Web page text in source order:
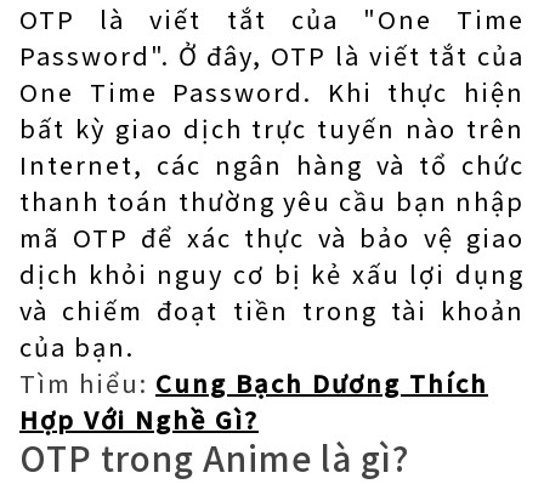
OTP là viết tắt của "One Time
Password". Ở đây, OTP là viết tắt của
One Time Password. Khi thực hiện
bất kỳ giao dịch trực tuyến nào trên
Internet, các ngân hàng và tổ chức
thanh toán thường yêu cầu bạn nhập
mã OTP để xác thực và bảo vệ giao
dịch khỏi nguy cơ bị kẻ xấu lợi dụng
và chiếm đoạt tiền trong tài khoản
của bạn.
Tìm hiểu: Cung Bạch Dương Thích
Hợp Với Nghề Gì?
OTP trong Anime là gì?